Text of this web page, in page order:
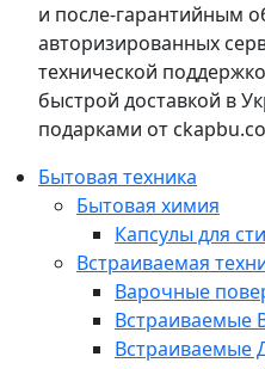
и после-гарантийным
авторизированных
технической
быстрой доставкой в
подарками от
Бытовая техника
Бытовая химия
Капсулы для
Встраиваемая
Варочные
Встраиваемые